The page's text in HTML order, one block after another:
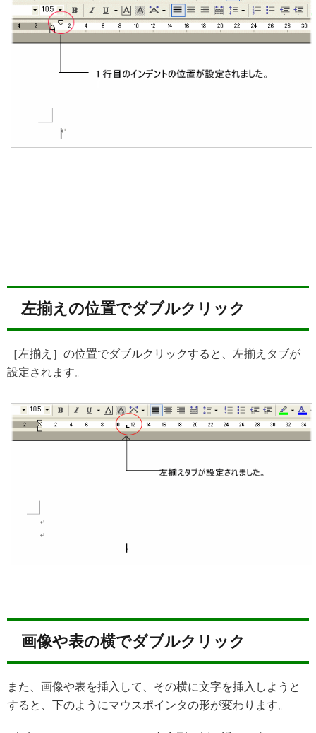
左揃えの位置でダブルクリック
［左揃え］の位置でダブルクリックすると、左揃えタブが
設定されます。
画像や表の横でダブルクリック
また、画像や表を挿入して、その横に文字を挿入しようと
すると、下のようにマウスポインタの形が変わります。